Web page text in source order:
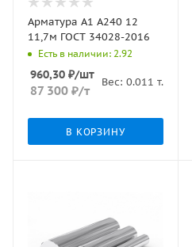
Арматура А1 А240 12
11,7м ГОСТ 34028-2016
Есть в наличии: 2.92
960,30 ₽/шт
87 300 ₽/т
Вес: 0.011 т.
В КОРЗИНУ